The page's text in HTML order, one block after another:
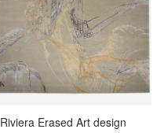
Riviera Erased Art design